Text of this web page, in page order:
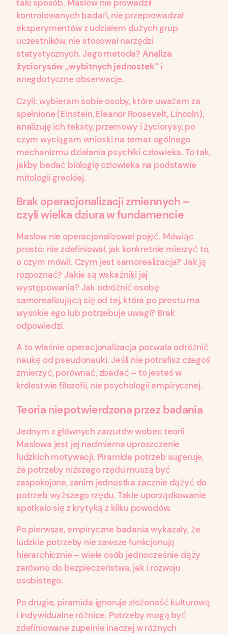
taki sposób. Maslow nie prowadził
kontrolowanych badań, nie przeprowadzał
eksperymentów z udziałem dużych grup
uczestników, nie stosował narzędzi
statystycznych. Jego metoda? Analiza
życiorysów „wybitnych jednostek” i
anegdotyczne obserwacje.
Czyli: wybieram sobie osoby, które uważam za
spełnione (Einstein, Eleanor Roosevelt, Lincoln),
analizuję ich teksty, przemowy i życiorysy, po
czym wyciągam wnioski na temat ogólnego
mechanizmu działania psychiki człowieka. To tak,
jakby badać biologię człowieka na podstawie
mitologii greckiej.
Brak operacjonalizacji zmiennych –
czyli wielka dziura w fundamencie
Maslow nie operacjonalizował pojęć. Mówiąc
prosto: nie zdefiniował, jak konkretnie mierzyć to,
o czym mówił. Czym jest samorealizacja? Jak ją
rozpoznać? Jakie są wskaźniki jej
występowania? Jak odróżnić osobę
samorealizującą się od tej, która po prostu ma
wysokie ego lub potrzebuje uwagi? Brak
odpowiedzi.
A to właśnie operacjonalizacja pozwala odróżnić
naukę od pseudonauki. Jeśli nie potrafisz czegoś
zmierzyć, porównać, zbadać – to jesteś w
królestwie filozofii, nie psychologii empirycznej.
Teoria niepotwierdzona przez badania
Jednym z głównych zarzutów wobec teorii
Maslowa jest jej nadmierna uproszczenie
ludzkich motywacji. Piramida potrzeb sugeruje,
że potrzeby niższego rzędu muszą być
zaspokojone, zanim jednostka zacznie dążyć do
potrzeb wyższego rzędu. Takie uporządkowanie
spotkało się z krytyką z kilku powodów.
Po pierwsze, empiryczne badania wykazały, że
ludzkie potrzeby nie zawsze funkcjonują
hierarchicznie – wiele osób jednocześnie dąży
zarówno do bezpieczeństwa, jak i rozwoju
osobistego.
Po drugie, piramida ignoruje złożoność kulturową
i indywidualne różnice. Potrzeby mogą być
zdefiniowane zupełnie inaczej w różnych